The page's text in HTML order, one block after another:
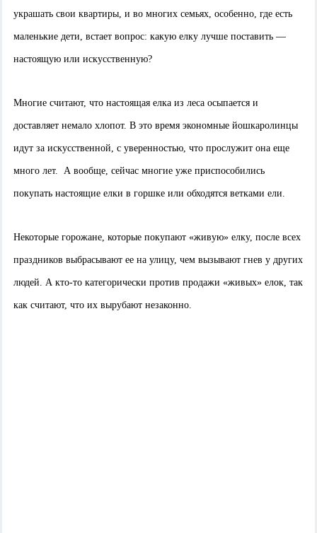
украшать свои квартиры, и во многих семьях, особенно, где есть
маленькие дети, встает вопрос: какую елку лучше поставить —
настоящую или искусственную?
Многие считают, что настоящая елка из леса осыпается и
доставляет немало хлопот. В это время экономные йошкаролинцы
идут за искусственной, с уверенностью, что прослужит она еще
много лет. А вообще, сейчас многие уже приспособились
покупать настоящие елки в горшке или обходятся ветками ели.
Некоторые горожане, которые покупают «живую» елку, после всех
праздников выбрасывают ее на улицу, чем вызывают гнев у других
людей. А кто-то категорически против продажи «живых» елок, так
как считают, что их вырубают незаконно.